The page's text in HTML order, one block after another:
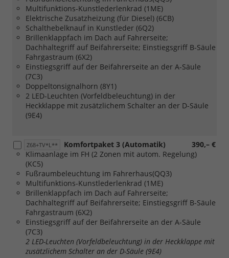
"Monte
Carlo"
in
Schwarz,
Oberfläche
glanzgedreht
oder
[41H]
Leichtmetallräder
"Monte
Carlo"in
Grau
glanzgedreht
oder
[53N]
Leichtmetallräder
"Indianapolis"
in
Schwarz,
Oberfläche
glanzgedreht
oder
[53P]
Leichtmetallräder
Multifunktions-Kunstlederlenkrad (1ME)
Elektrische Zusatzheizung (für Diesel) (6CB)
Schalthebelknauf in Kunstleder (6Q2)
Brillenklappfach im Dach auf Fahrerseite;
Dachhaltegriff auf Beifahrerseite; Einstiegsgriff B-Säule
Fahrgastraum (6X2)
Einstiegsgriff auf der Beifahrerseite an der A-Säule
(7C3)
Doppeltonsignalhorn (8Y1)
2 LED-Leuchten (Vorfeldbeleuchtung) in der
Heckklappe mit zusätzlichem Schalter an der D-Säule
(9E4)
Z68+TV*L** 390,– €
Komfortpaket 3 (Automatik)
Klimaanlage im FH (2 Zonen mit autom. Regelung)
(KC5)
Fußraumbeleuchtung im Fahrerhaus(QQ3)
Multifunktions-Kunstlederlenkrad (1ME)
Brillenklappfach im Dach auf Fahrerseite;
Dachhaltegriff auf Beifahrerseite; Einstiegsgriff B-Säule
Fahrgastraum (6X2)
Einstiegsgriff auf der Beifahrerseite an der A-Säule
(7C3)
2 LED-Leuchten (Vorfeldbeleuchtung) in der Heckklappe mit
zusätzlichem Schalter an der D-Säule (9E4)